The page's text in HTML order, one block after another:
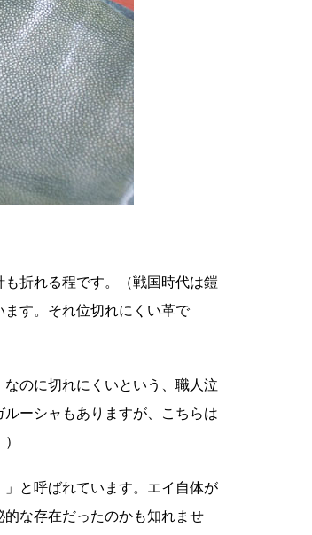
折れる程です。（戦国時代は鎧
す。それ位切れにくい革で
のに切れにくいという、職人泣
ーシャもありますが、こちらは
）
と呼ばれています。エイ自体が
な存在だったのかも知れませ